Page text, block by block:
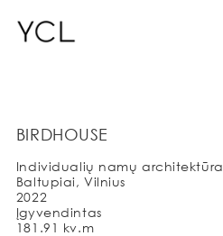
BIRDHOUSE
Individualių namų architektūra
Baltupiai, Vilnius
2022
Įgyvendintas
181.91 kv.m